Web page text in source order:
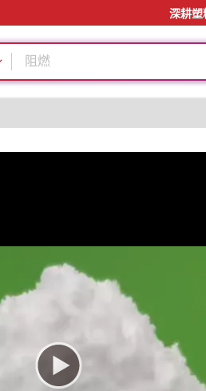
深耕塑
PP
阻燃
數字化生產
功能材料
PP
阻燃
數字化生產
PET
綠色成型方案